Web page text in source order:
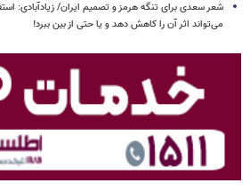
شعر سعدی برای تنگه هرمز و تصمیم ایران/ زیادآبادی:
می‌تواند اثر آن را کاهش دهد و یا حتی از بین ببرد!